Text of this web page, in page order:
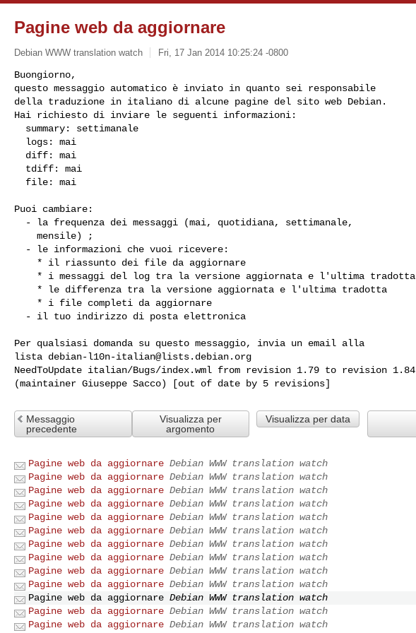
Pagine web da aggiornare
Debian WWW translation watch Fri, 17 Jan 2014 10:25:24 -0800
Buongiorno,
questo messaggio automatico è inviato in quanto sei responsabile
della traduzione in italiano di alcune pagine del sito web Debian.
Hai richiesto di inviare le seguenti informazioni:
  file: mai
Puoi cambiare:
Per qualsiasi domanda su questo messaggio, invia un email alla
lista debian-l10n-italian@lists.debian.org
NeedToUpdate italian/Bugs/index.wml from revision 1.79 to revision 1.84
Messaggio
precedente
Visualizza per
argomento
Visualizza per data
Pagine web da aggiornare Debian WWW translation watch
Pagine web da aggiornare Debian WWW translation watch
Pagine web da aggiornare Debian WWW translation watch
Pagine web da aggiornare Debian WWW translation watch
Pagine web da aggiornare Debian WWW translation watch
Pagine web da aggiornare Debian WWW translation watch
Pagine web da aggiornare Debian WWW translation watch
Pagine web da aggiornare Debian WWW translation watch
Pagine web da aggiornare Debian WWW translation watch
Pagine web da aggiornare Debian WWW translation watch
Pagine web da aggiornare Debian WWW translation watch
Pagine web da aggiornare Debian WWW translation watch
Pagine web da aggiornare Debian WWW translation watch